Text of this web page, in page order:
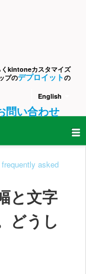
くkintoneカスタマイズ
プのデプロイットの
English
問い合わせ
asked
と文字
どうし